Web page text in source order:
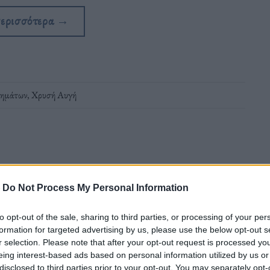
Do Not Process My Personal Information
opt-out of the sale, sharing to third parties, or processing of your
for targeted advertising by us, please use the below opt-out
selection. Please note that after your opt-out request is processed
interest-based ads based on personal information utilized by us
to third parties prior to your opt-out. You may separately
→
,Χρυσή Αυγή
οι υποθέσεις, το διακύβευμα
από την ετυμηγορία των